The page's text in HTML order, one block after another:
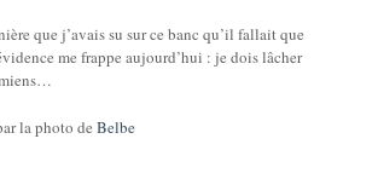
que j’avais su sur ce banc qu’il fallait que
me frappe aujourd’hui : je dois lâcher
la photo de Belbe